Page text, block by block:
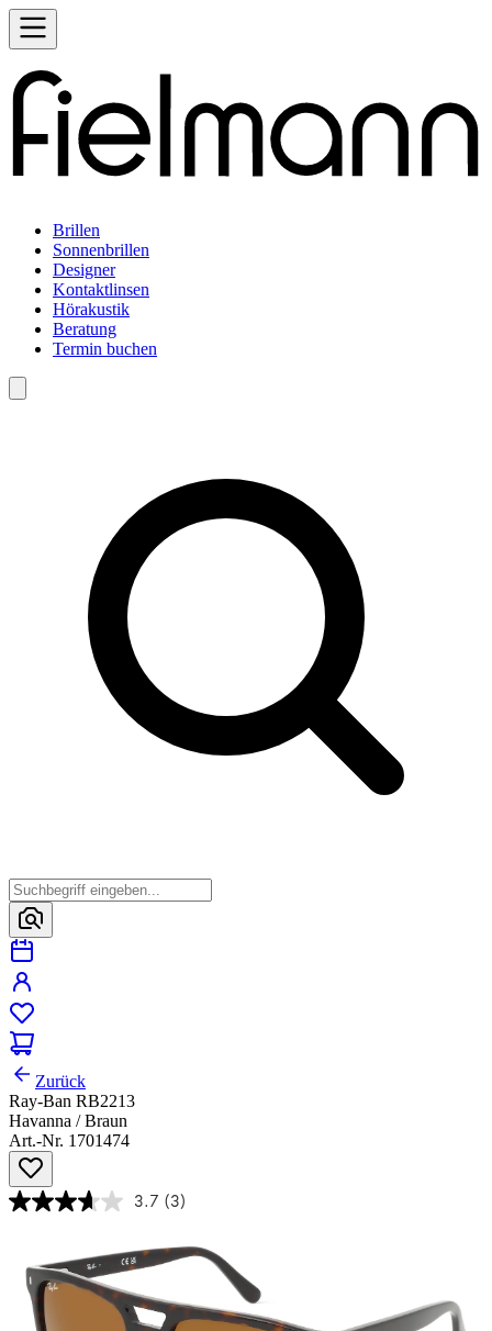
Brillen
Sonnenbrillen
Designer
Kontaktlinsen
Hörakustik
Beratung
Termin buchen
Zurück
Ray-Ban RB2213
Havanna / Braun
Art.-Nr. 1701474
3.7 (3)